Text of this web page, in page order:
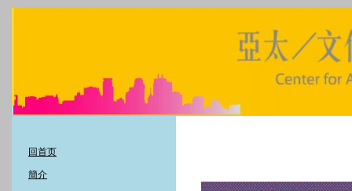
回首页
簡介